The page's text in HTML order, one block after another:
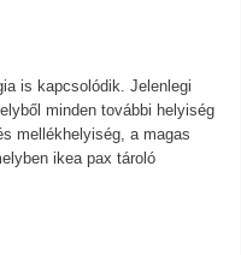
is kapcsolódik. Jelenlegi
minden további helyiség
mellékhelyiség, a magas
ikea pax tároló